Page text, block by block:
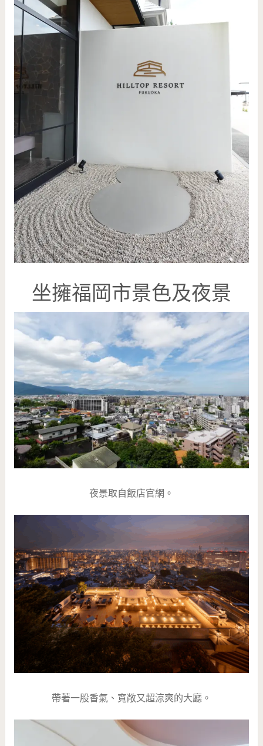
坐擁福岡市景色及夜景
夜景取自飯店官網。
帶著一股香氣、寬敞又超涼爽的大廳。